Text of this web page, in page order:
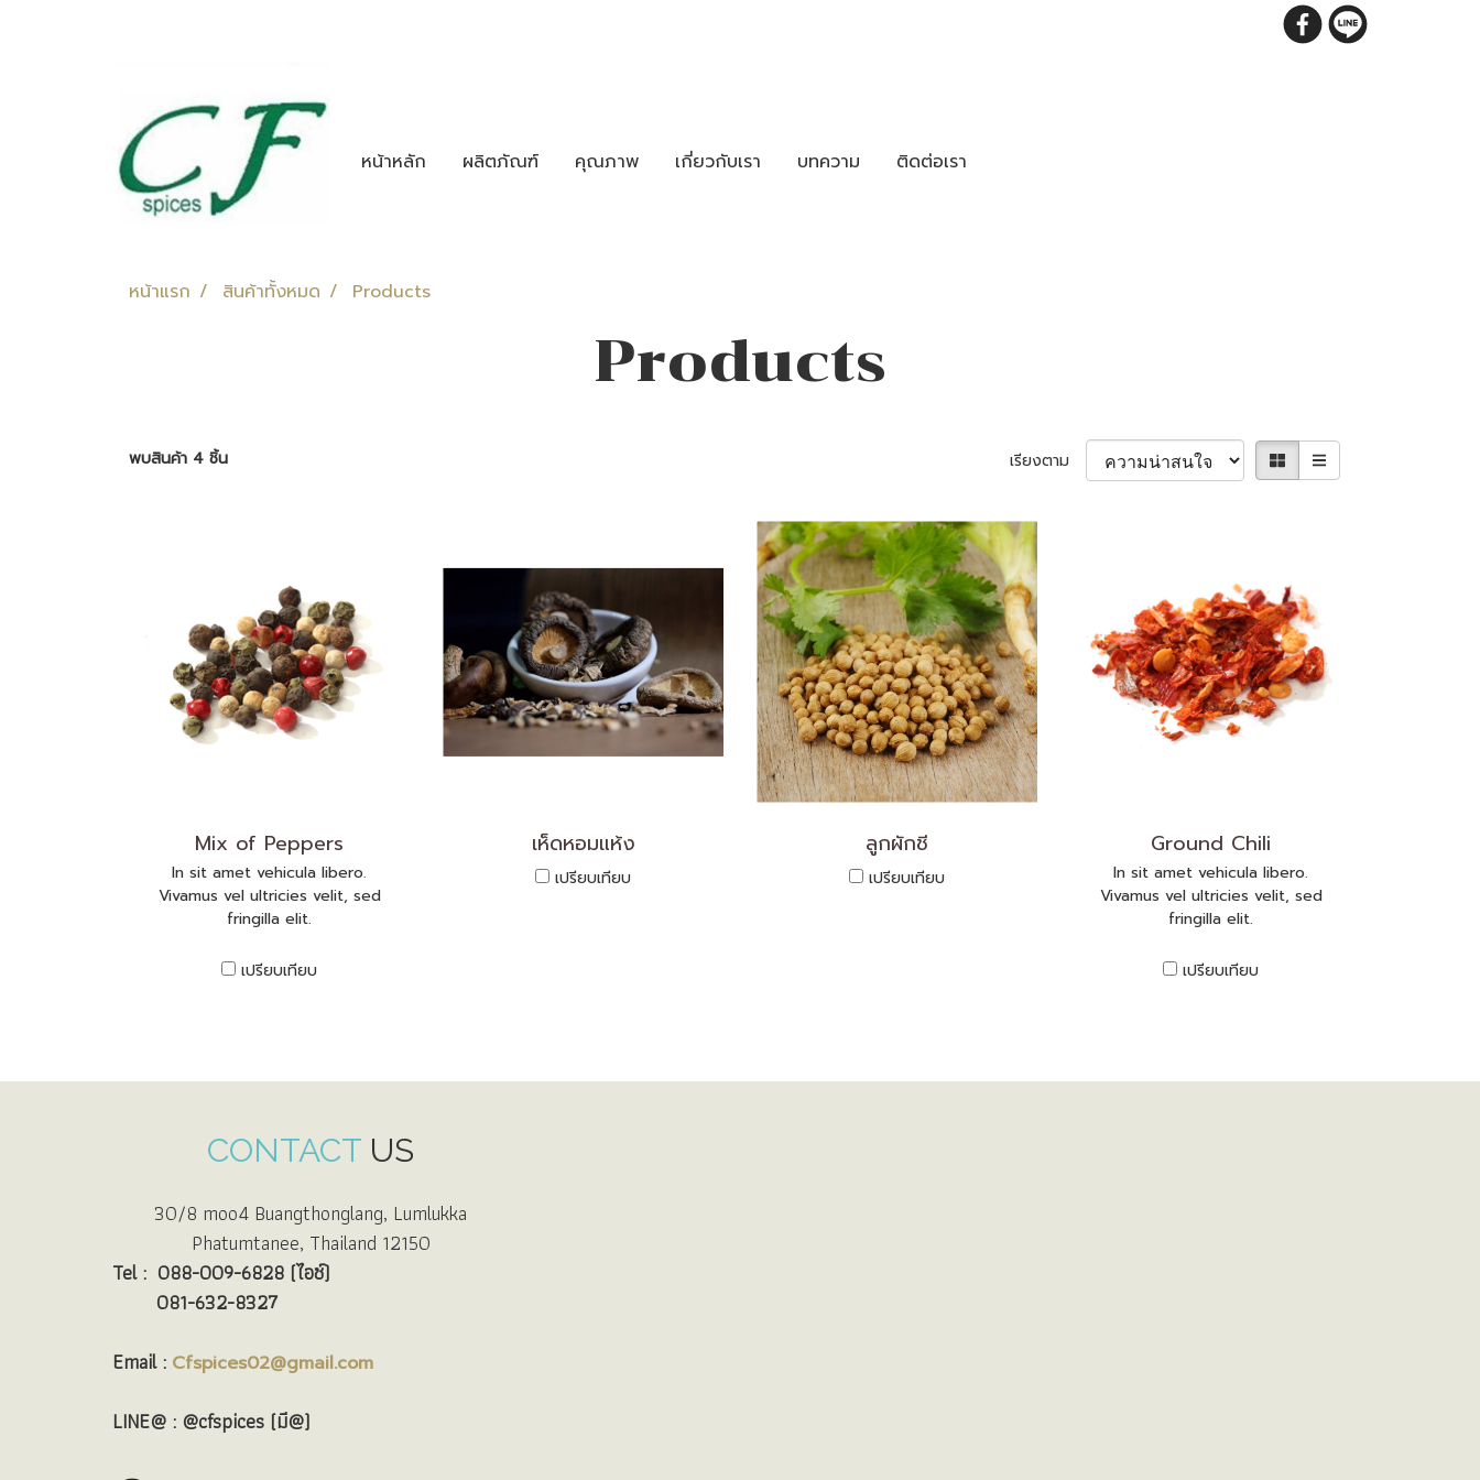
หน้าหลัก ผลิตภัณฑ์ คุณภาพ เกี่ยวกับเรา บทความ ติดต่อเรา
หน้าแรก สินค้าทั้งหมด Products
Products
พบสินค้า 4 ชิ้น เรียงตาม
Mix of Peppers
In sit amet vehicula libero.
Vivamus vel ultricies velit, sed
fringilla elit.
เปรียบเทียบ
เห็ดหอมแห้ง
เปรียบเทียบ
ลูกผักชี
เปรียบเทียบ
Ground Chili
In sit amet vehicula libero.
Vivamus vel ultricies velit, sed
fringilla elit.
เปรียบเทียบ
CONTACT US
30/8 moo4 Buangthonglang, Lumlukka
Phatumtanee, Thailand 12150
Tel : 088-009-6828 (ไอซ์)
081-632-8327
Email : Cfspices02@gmail.com
LINE@ : @cfspices (มี@)